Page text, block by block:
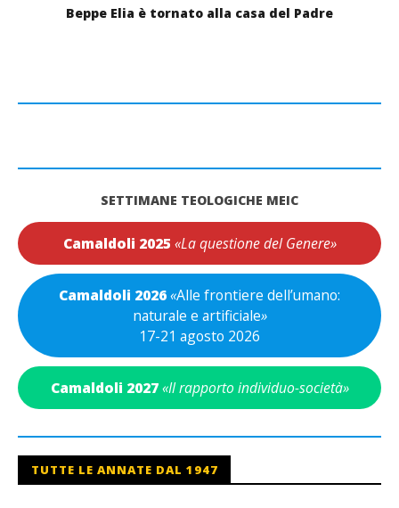
Beppe Elia è tornato alla casa del Padre
SETTIMANE TEOLOGICHE MEIC
Camaldoli 2025 «La questione del Genere»
Camaldoli 2026«Alle frontiere dell’umano:
naturale e artificiale»
17-21 agosto 2026
Camaldoli 2027 «Il rapporto individuo-società»
TUTTE LE ANNATE DAL 1947